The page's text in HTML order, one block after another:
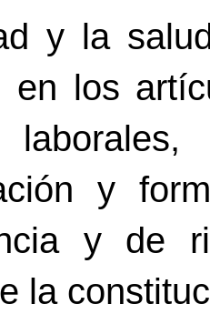
y la
en los
y
y de
la